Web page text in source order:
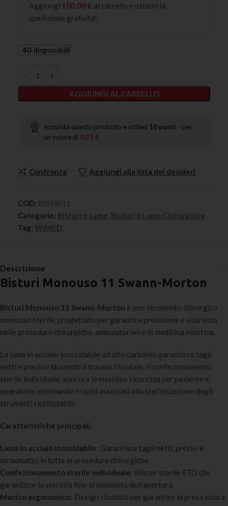
Aggiungi 100,00€ al carrello e ottieni la
spedizione gratuita!
40 disponibili
AGGIUNGI AL CARRELLO
Acquista questo prodotto e ottieni 10 punti - per
un valore di 0,25 €
Confronta Aggiungi alla lista dei desideri
COD: BISSW11
Categorie: Bisturi e Lame Bisturi e Lame Chirurgiche
Tag: WIMED
Descrizione
Bisturi Monouso 11 Swann-Morton
Bisturi Monouso 11 Swann-Morton è uno strumento chirurgico
monouso sterile, progettato per garantire precisione e sicurezza
nelle procedure chirurgiche, ambulatoriali e di medicina estetica.
La lama in acciaio inossidabile ad alto carbonio garantisce tagli
netti e precisi riducendo il trauma tissutale. Il confezionamento
sterile individuale assicura la massima sicurezza per paziente e
operatore, eliminando i rischi associati alla sterilizzazione degli
strumenti riutilizzabili.
Caratteristiche principali:
Lama in acciaio inossidabile: Garantisce tagli netti, precisi e
atraumatici in tutte le procedure chirurgiche.
Confezionamento sterile individuale: Blister sterile ETO che
garantisce la sterilità fino al momento dell’apertura.
Manico ergonomico: Design studiato per garantire la presa sicura